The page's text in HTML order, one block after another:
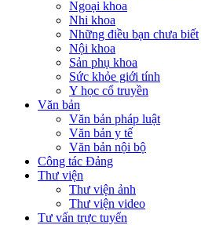
Ngoại khoa
Nhi khoa
Những điều bạn chưa biết
Nội khoa
Sản phụ khoa
Sức khỏe giới tính
Y học cổ truyền
Văn bản
Văn bản pháp luật
Văn bản y tế
Văn bản nội bộ
Công tác Đảng
Thư viện
Thư viện ảnh
Thư viện video
Tư vấn trực tuyến